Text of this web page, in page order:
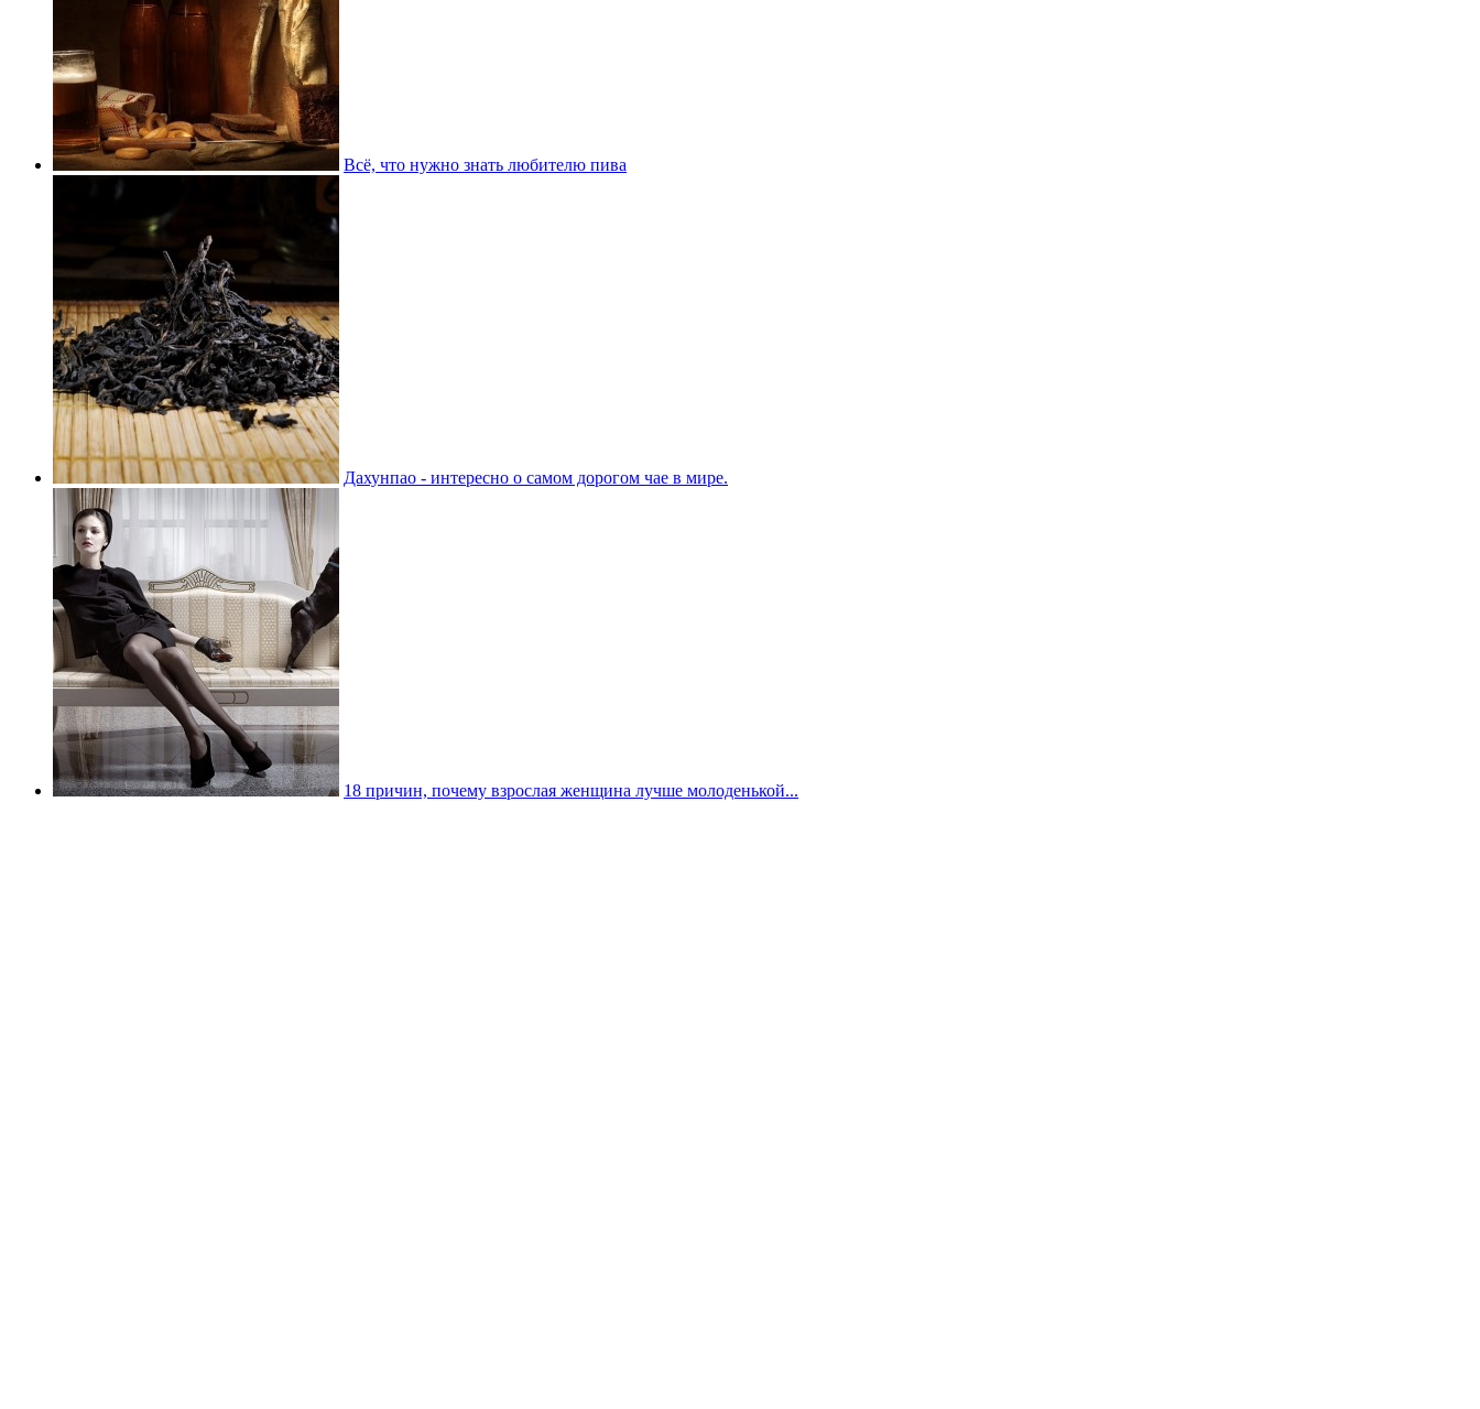
Всё, что нужно знать любителю пива
Дахунпао - интересно о самом дорогом чае в мире.
18 причин, почему взрослая женщина лучше молоденькой...